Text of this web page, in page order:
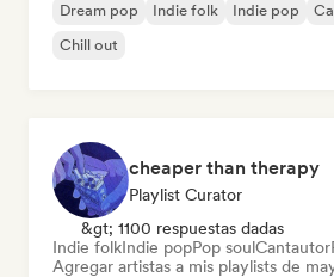
Dream pop Indie folk Indie pop
Chill out
cheaper than therapy
Playlist Curator
&gt; 1100 respuestas dadas
Indie folkIndie popPop soulCantautor
Agregar artistas a mis playlists de